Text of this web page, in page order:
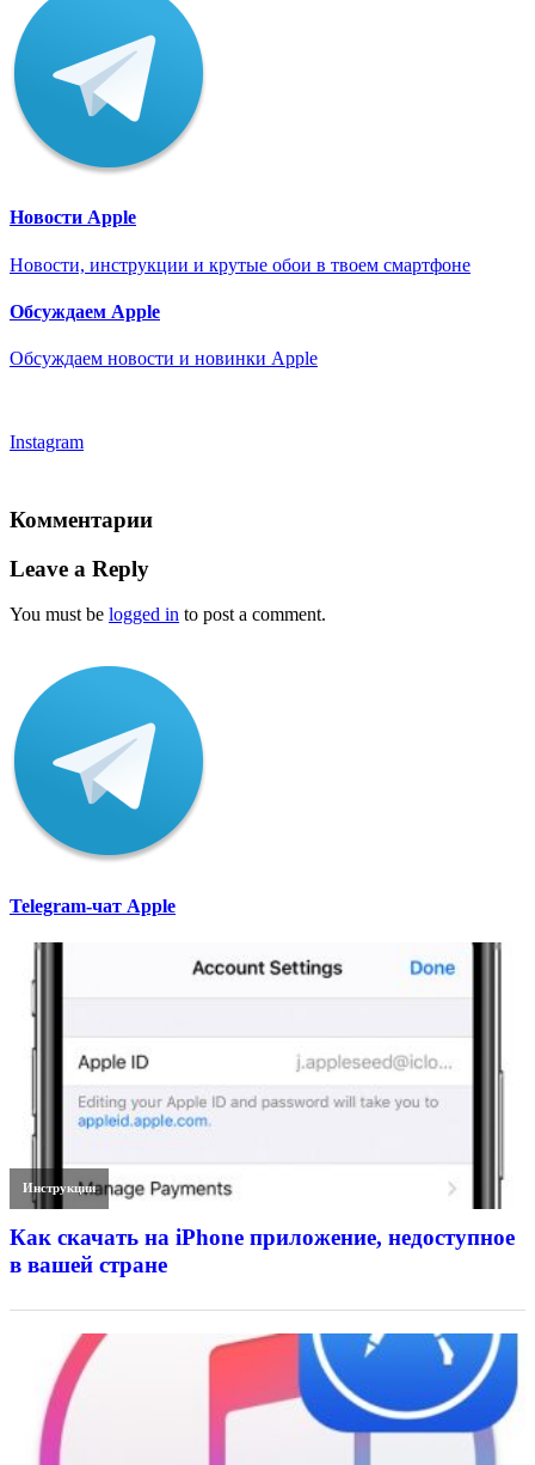
Новости Apple
Новости, инструкции и крутые обои в твоем смартфоне
Обсуждаем Apple
Обсуждаем новости и новинки Apple
Instagram
Комментарии
Leave a Reply
You must be logged in to post a comment.
Telegram-чат Apple
Инструкции
Как скачать на iPhone приложение, недоступное
в вашей стране